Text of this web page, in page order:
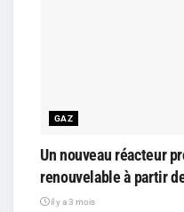
GAZ
Un nouveau réacteur
renouvelable à partir
il y a 3 mois